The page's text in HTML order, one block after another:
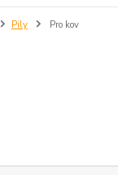
Pily Pro kov